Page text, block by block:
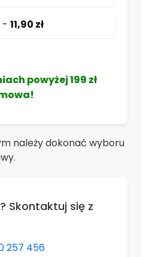
- 11,90 zł
powyżej199 zł
!
należy dokonać wyboru
Skontaktuj się z
257 456